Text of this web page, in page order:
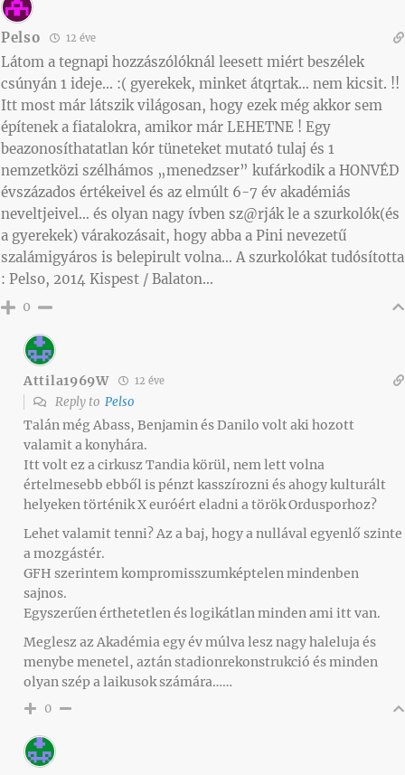
Pelso 12 éve
Látom a tegnapi hozzászólóknál leesett miért beszélek
csúnyán 1 ideje… :( gyerekek, minket átqrtak… nem kicsit. !!
Itt most már látszik világosan, hogy ezek még akkor sem
építenek a fiatalokra, amikor már LEHETNE ! Egy
beazonosíthatatlan kór tüneteket mutató tulaj és 1
nemzetközi szélhámos „menedzser” kufárkodik a HONVÉD
évszázados értékeivel és az elmúlt 6-7 év akadémiás
neveltjeivel… és olyan nagy ívben sz@rják le a szurkolók(és
a gyerekek) várakozásait, hogy abba a Pini nevezetű
szalámigyáros is belepirult volna… A szurkolókat tudósította
: Pelso, 2014 Kispest / Balaton…
0
Attila1969W 12 éve
Reply to Pelso
Talán még Abass, Benjamin és Danilo volt aki hozott
valamit a konyhára.
Itt volt ez a cirkusz Tandia körül, nem lett volna
értelmesebb ebből is pénzt kasszírozni és ahogy kulturált
helyeken történik X euróért eladni a török Ordusporhoz?
Lehet valamit tenni? Az a baj, hogy a nullával egyenlő szinte
a mozgástér.
GFH szerintem kompromisszumképtelen mindenben
sajnos.
Egyszerűen érthetetlen és logikátlan minden ami itt van.
Meglesz az Akadémia egy év múlva lesz nagy haleluja és
menybe menetel, aztán stadionrekonstrukció és minden
olyan szép a laikusok számára……
0